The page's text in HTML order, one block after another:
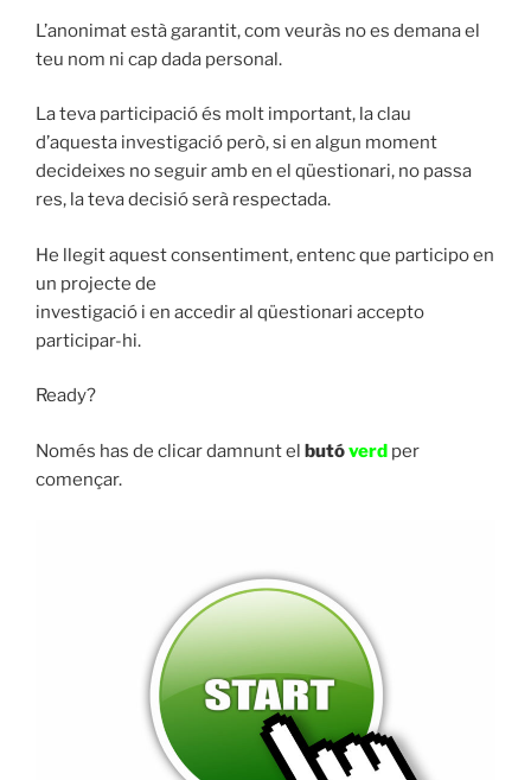
L’anonimat està garantit, com veuràs no es demana el
teu nom ni cap dada personal.
La teva participació és molt important, la clau
d’aquesta investigació però, si en algun moment
decideixes no seguir amb en el qüestionari, no passa
res, la teva decisió serà respectada.
He llegit aquest consentiment, entenc que participo en
un projecte de
investigació i en accedir al qüestionari accepto
participar-hi.
Ready?
Només has de clicar damnunt el butóverd per
començar.